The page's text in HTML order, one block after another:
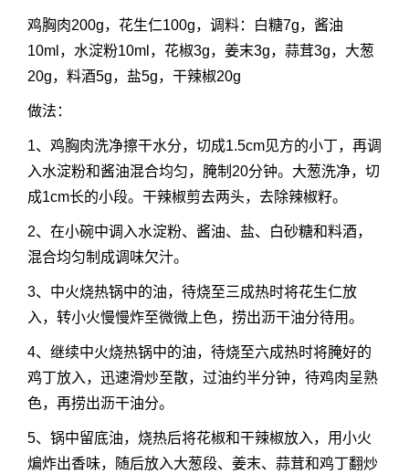
鸡胸肉200g，花生仁100g，调料：白糖7g，酱油
10ml，水淀粉10ml，花椒3g，姜末3g，蒜茸3g，大葱
20g，料酒5g，盐5g，干辣椒20g
做法：
1、鸡胸肉洗净擦干水分，切成1.5cm见方的小丁，再调
入水淀粉和酱油混合均匀，腌制20分钟。大葱洗净，切
成1cm长的小段。干辣椒剪去两头，去除辣椒籽。
2、在小碗中调入水淀粉、酱油、盐、白砂糖和料酒，
混合均匀制成调味欠汁。
3、中火烧热锅中的油，待烧至三成热时将花生仁放
入，转小火慢慢炸至微微上色，捞出沥干油分待用。
4、继续中火烧热锅中的油，待烧至六成热时将腌好的
鸡丁放入，迅速滑炒至散，过油约半分钟，待鸡肉呈熟
色，再捞出沥干油分。
5、锅中留底油，烧热后将花椒和干辣椒放入，用小火
煸炸出香味，随后放入大葱段、姜末、蒜茸和鸡丁翻炒